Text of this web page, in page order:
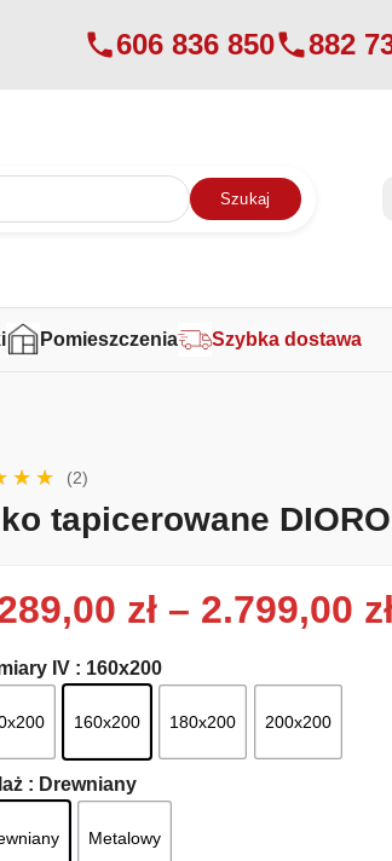
606 836 850 882
Szukaj
Pomieszczenia Szybka dostawa
(2)
tapicerowane DIORO
zł – 2.799,00
IV : 160x200
160x200 180x200 200x200
: Drewniany
Metalowy